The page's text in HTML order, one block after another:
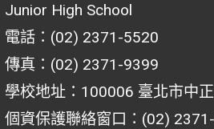
Junior High School
電話：(02) 2371-5520
傳真：(02) 2371-9399
學校地址：100006 臺北市中
個資保護聯絡窗口：(02)